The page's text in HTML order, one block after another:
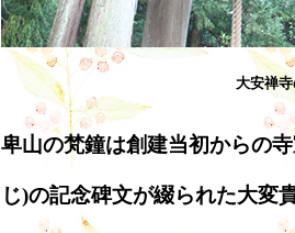
大安禅
卑山の梵鐘は創建当初からの
じ)の記念碑文が綴られた大変